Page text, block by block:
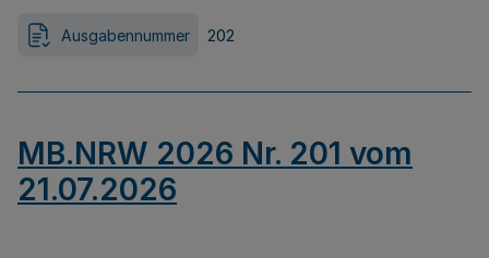
Ausgabennummer 202
MB.NRW 2026 Nr. 201 vom
21.07.2026